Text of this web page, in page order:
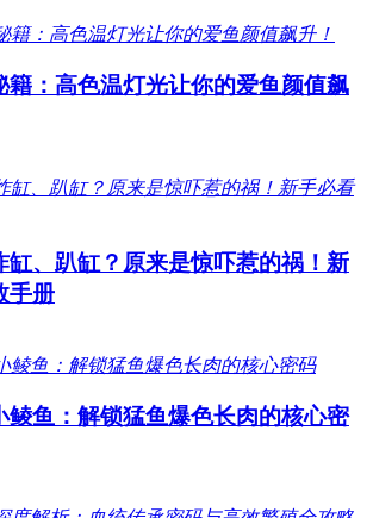
籍：高色温灯光让你的爱鱼颜值飙
缸、趴缸？原来是惊吓惹的祸！新
手册
鲮鱼：解锁猛鱼爆色长肉的核心密